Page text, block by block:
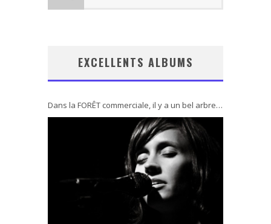
EXCELLENTS ALBUMS
Dans la FORÊT commerciale, il y a un bel arbre…